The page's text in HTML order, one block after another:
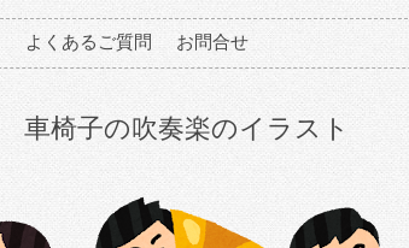
よくあるご質問 お問合せ
車椅子の吹奏楽のイラスト